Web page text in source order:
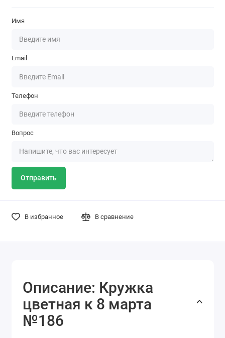
Имя
Email
Телефон
Вопрос
Отправить
В избранное В сравнение
Описание: Кружка
цветная к 8 марта
№186